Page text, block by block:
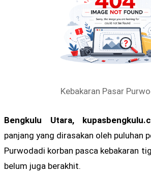
Kebakaran Pasar
Bengkulu Utara,
panjang yang dirasakan oleh puluhan
Purwodadi korban pasca kebakaran
belum juga berakhit.